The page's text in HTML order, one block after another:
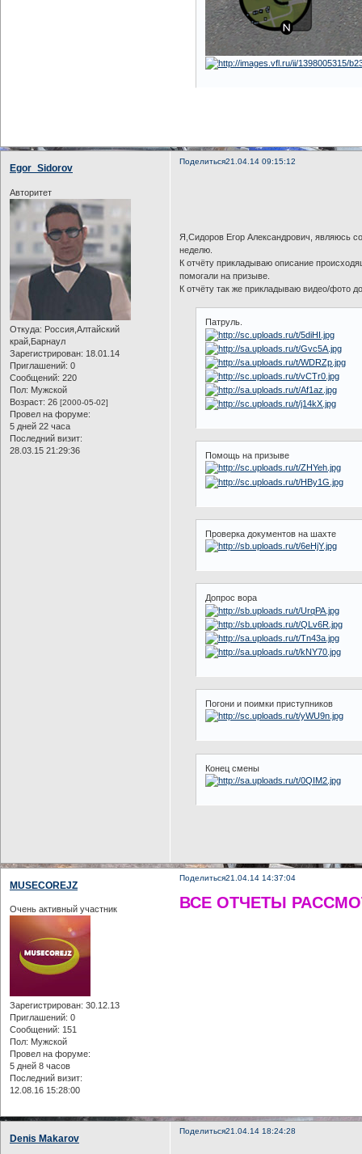
Поделиться21.04.14 09:15:12
Egor_Sidorov
Авторитет
Откуда: Россия,Алтайский
край,Барнаул
Зарегистрирован: 18.01.14
Приглашений: 0
Сообщений: 220
Пол: Мужской
Возраст: 26 [2000-05-02]
Провел на форуме:
5 дней 22 часа
Последний визит:
28.03.15 21:29:36
Я,Сидоров Егор Александрович, являюсь
неделю.
К отчёту прикладываю описание
помогали на призыве.
К отчёту так же прикладываю видео/фото
Патруль.
Помощь на призыве
Проверка документов на шахте
Допрос вора
Погони и поимки приступников
Конец смены
Поделиться21.04.14 14:37:04
MUSECOREJZ
Очень активный участник
Зарегистрирован: 30.12.13
Приглашений: 0
Сообщений: 151
Пол: Мужской
Провел на форуме:
5 дней 8 часов
Последний визит:
12.08.16 15:28:00
ВСЕ ОТЧЁТЫ
Поделиться21.04.14 18:24:28
Denis Makarov